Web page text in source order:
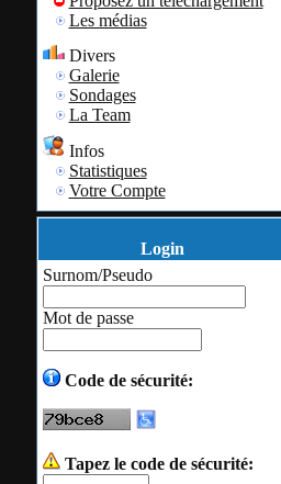
Les médias
Divers
Galerie
Sondages
La Team
Infos
Statistiques
Votre Compte
Login
Surnom/Pseudo
Mot de passe
Code de sécurité:
Tapez le code de sécurité: